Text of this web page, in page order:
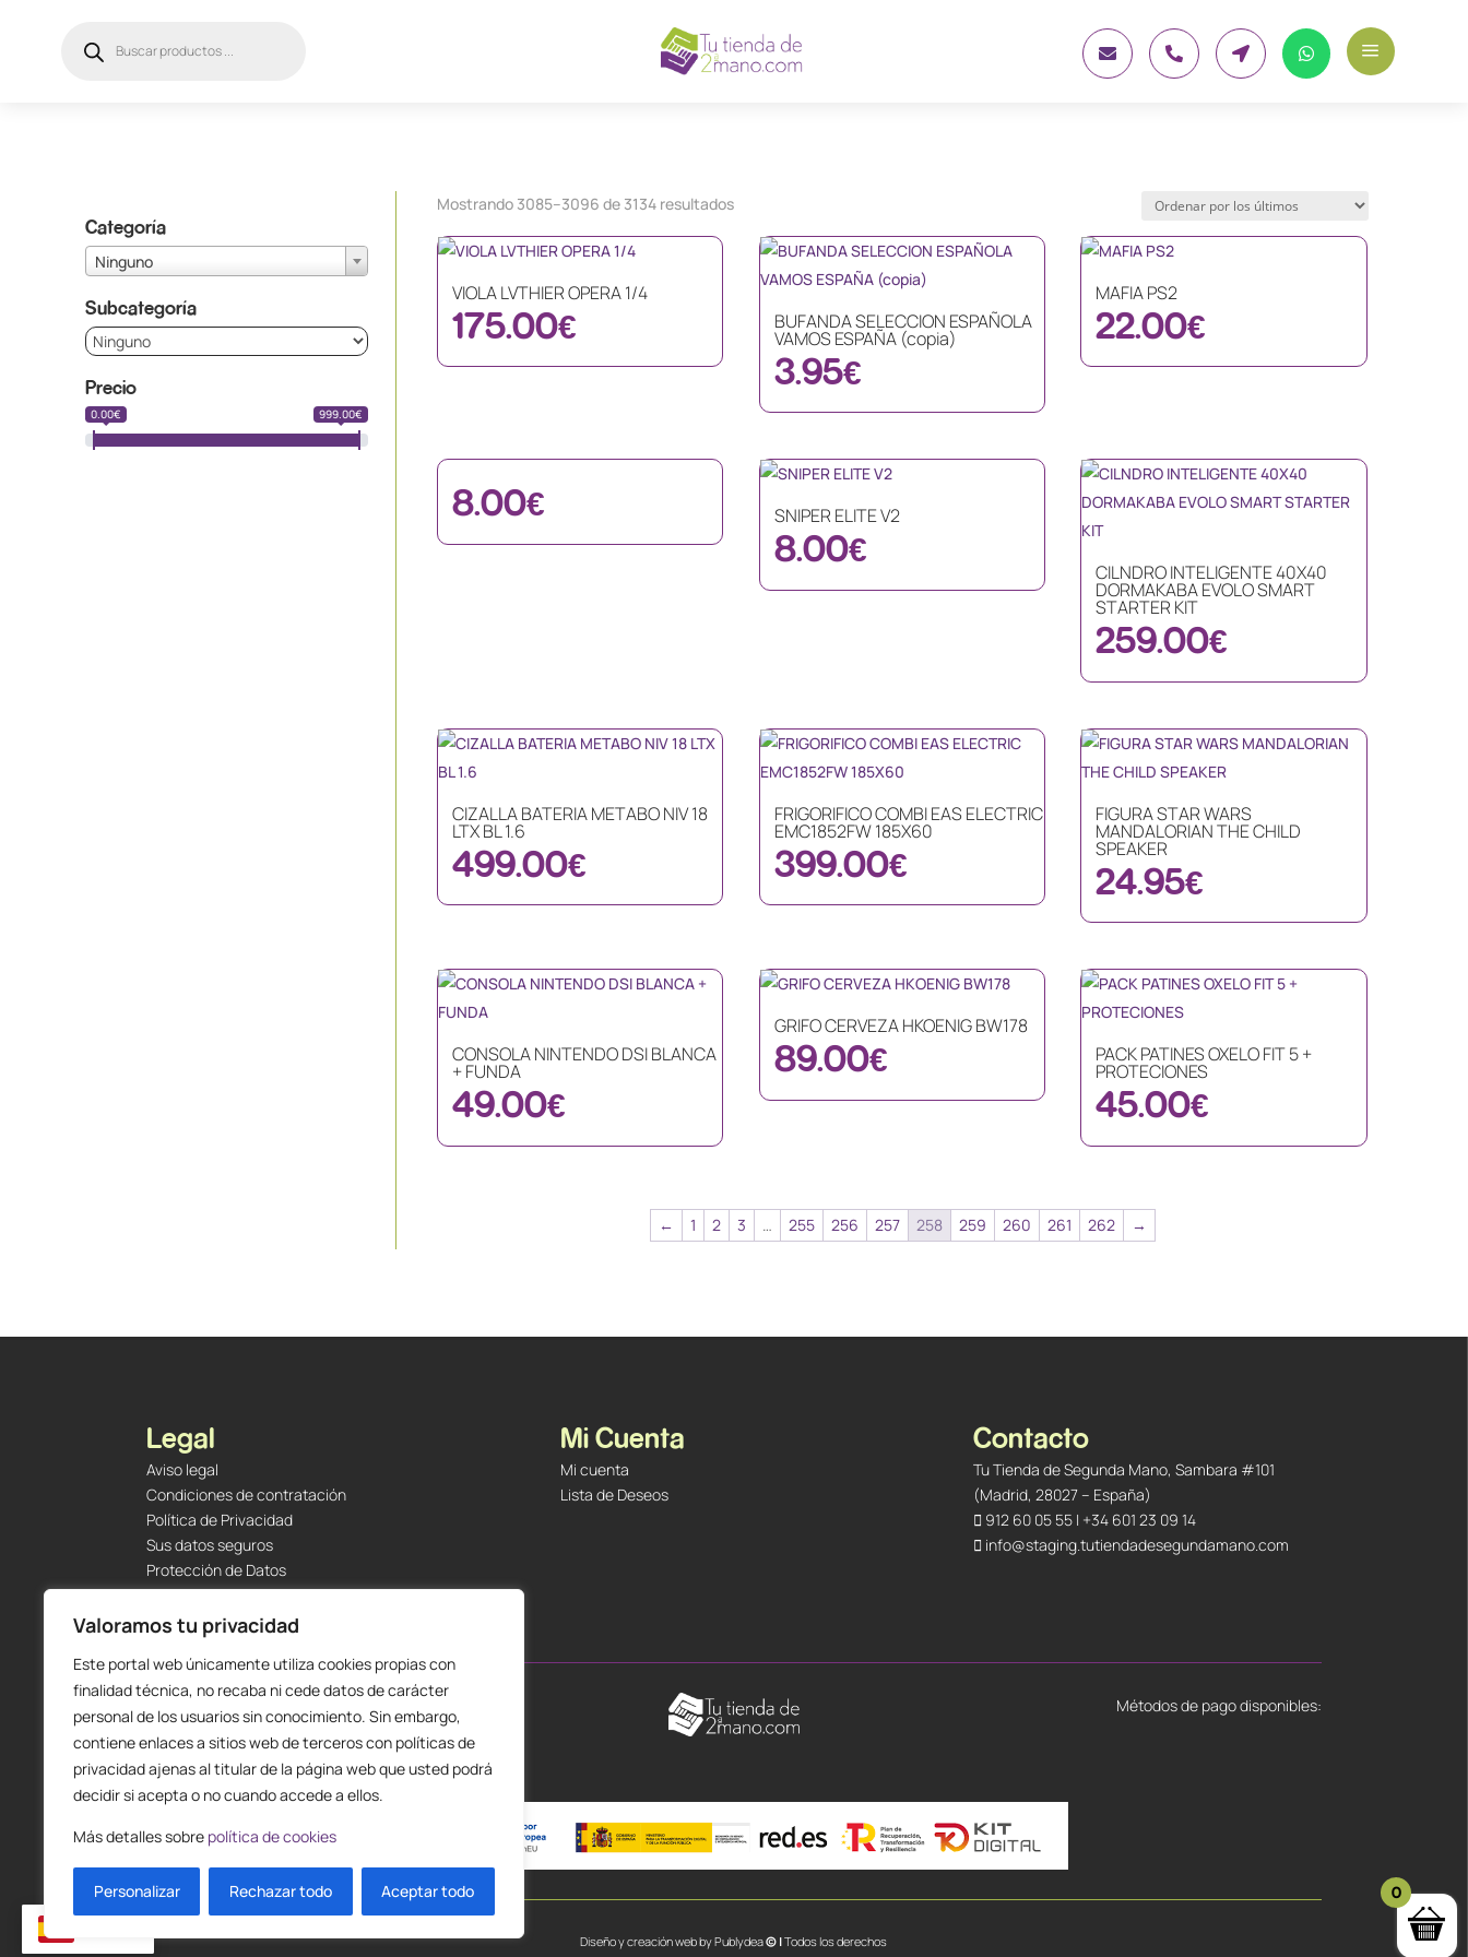
Valoramos tu privacidad
Este portal web únicamente utiliza cookies propias con
finalidad técnica, no recaba ni cede datos de carácter
personal de los usuarios sin conocimiento. Sin embargo,
contiene enlaces a sitios web de terceros con políticas de
privacidad ajenas al titular de la página web que usted podrá
decidir si acepta o no cuando accede a ellos.
Más detalles sobre política de cookies
Personalizar Rechazar todo Aceptar todo
productos     a
Categoría
Ninguno
Subcategoría
Precio
0.00€ 999.00€
Mostrando 3085–3096 de 3134 resultadosOrdenado
últimos
VIOLA LVTHIER OPERA 1/4
175.00€ BUFANDA SELECCION ESPAÑOLA
VAMOS ESPAÑA (copia)
3.95€
MAFIA PS2
22.00€
8.00€ SNIPER ELITE V2
8.00€
CILNDRO INTELIGENTE 40X40
DORMAKABA EVOLO SMART
STARTER KIT
259.00€
CIZALLA BATERIA METABO NIV 18
LTX BL 1.6
499.00€
FRIGORIFICO COMBI EAS ELECTRIC
EMC1852FW 185X60
399.00€
FIGURA STAR WARS
MANDALORIAN THE CHILD
SPEAKER
24.95€
CONSOLA NINTENDO DSI BLANCA
+ FUNDA
49.00€
GRIFO CERVEZA HKOENIG BW178
89.00€ PACK PATINES OXELO FIT 5 +
PROTECIONES
45.00€
← 1 2 3 … 255 256 257 258 259 260 261 262 →
Legal
Aviso legal
Condiciones de contratación
Política de Privacidad
Sus datos seguros
Protección de Datos
Política de Cookies
Envíos y Devoluciones
Mi Cuenta
Mi cuenta
Lista de Deseos
Contacto
Tu Tienda de Segunda Mano, Sambara #101
(Madrid, 28027 – España)
912 60 05 55| +34 601 23 09 14
info@staging.tutiendadesegundamano.com
Métodos de pago disponibles:
Diseño y creación web byPublydea© |Todos los derechos
0